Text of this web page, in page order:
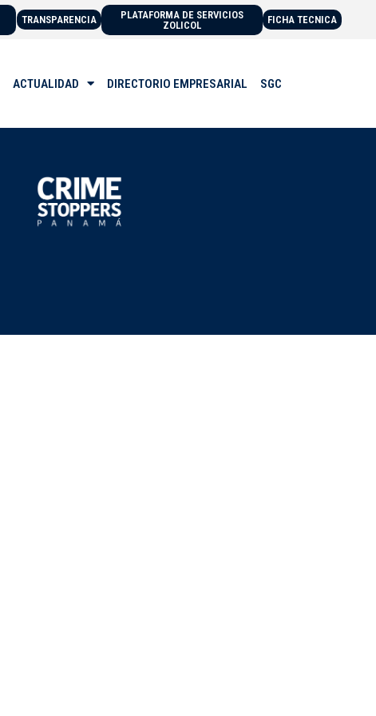
TRANSPARENCIA
PLATAFORMA DE SERVICIOS
ZOLICOL
FICHA TECNICA
ACTUALIDAD DIRECTORIO EMPRESARIAL SGC